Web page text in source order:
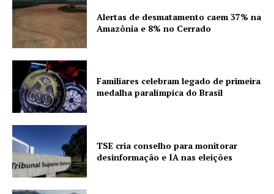
Alertas de desmatamento caem 37% na
Amazônia e 8% no Cerrado
Familiares celebram legado de primeira
medalha paralímpica do Brasil
TSE cria conselho para monitorar
desinformação e IA nas eleições